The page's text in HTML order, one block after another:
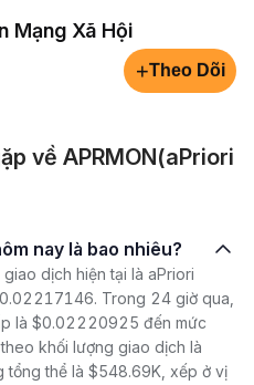
Mạng Xã Hội
+Theo Dõi
về APRMON(aPriori
nay là bao nhiêu?
dịch hiện tại là aPriori
Trong 24 giờ qua,
là $0.02220925 đến mức
khối lượng giao dịch là
tổng thể là $548.69K, xếp ở vị